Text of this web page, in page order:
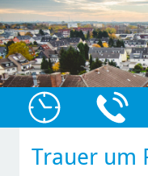
Trauer um